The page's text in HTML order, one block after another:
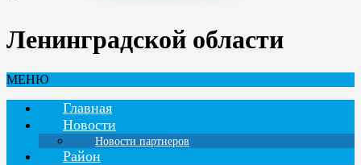
Ленинградской области
МЕНЮ
Главная
Новости
Новости партнеров
Район